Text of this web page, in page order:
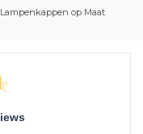
op Maat